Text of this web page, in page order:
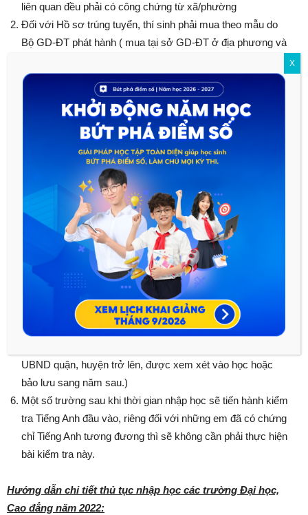
liên quan đều phải có công chứng từ xã/phường
Đối với Hồ sơ trúng tuyển, thí sinh phải mua theo mẫu do
Bộ GD-ĐT phát hành ( mua tại sở GD-ĐT ở địa phương và
giáp lai và xác nhận của địa phương
Với học bạ bạn cần có bản sao (có công chứng, bạn có thể
sao học bạ tại trường cấp III bạn đã theo học);
Đối với SV trúng tuyển nhờ xét điểm ưu tiên (đối tượng, khu
vực) phải nộp giấy chứng nhận ưu tiên. Giấy chứng nhận
diện chính sách: dân tộc ít người, con liệt sĩ, con
thương/bệnh binh (kèm bản sao thẻ thương/bệnh binh có
công chứng), chứng nhận hộ nghèo… dùng để xét miễn
giảm học phí.
Thí sinh trúng tuyển phải đến nhập học theo đúng thời gian
và địa điểm ghi trong Giấy thông báo trúng tuyển của
trường, trong trường hợp đến chậm sau 15 ngày trở lên (kể
từ ngày ghi trong giấy triệu tập trúng tuyển), nếu không có lí
do chính đáng, coi như từ bỏ quyền trúng tuyển. (Nếu đến
chậm với lý do ốm đau, tai nạn có giấy xác nhận của bệnh
UBND quận, huyện trở lên, được xem xét vào học hoặc
bảo lưu sang năm sau.)
Một số trường sau khi thời gian nhập học sẽ tiến hành kiểm
tra Tiếng Anh đầu vào, riêng đối với những em đã có chứng
chỉ Tiếng Anh tương đương thì sẽ không cần phải thực hiện
bài kiểm tra này.
Hướng dẫn chi tiết thủ tục nhập học các trường Đại học,
Cao đẳng năm 2022:
X